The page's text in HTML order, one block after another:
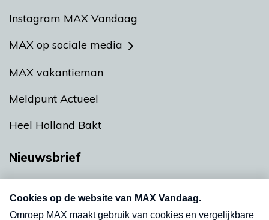
Instagram MAX Vandaag
MAX op sociale media
MAX vakantieman
Meldpunt Actueel
Heel Holland Bakt
Nieuwsbrief
nieuwsbrief. Elke vrijdag- en dinsdagochtend in
uw mailbox.